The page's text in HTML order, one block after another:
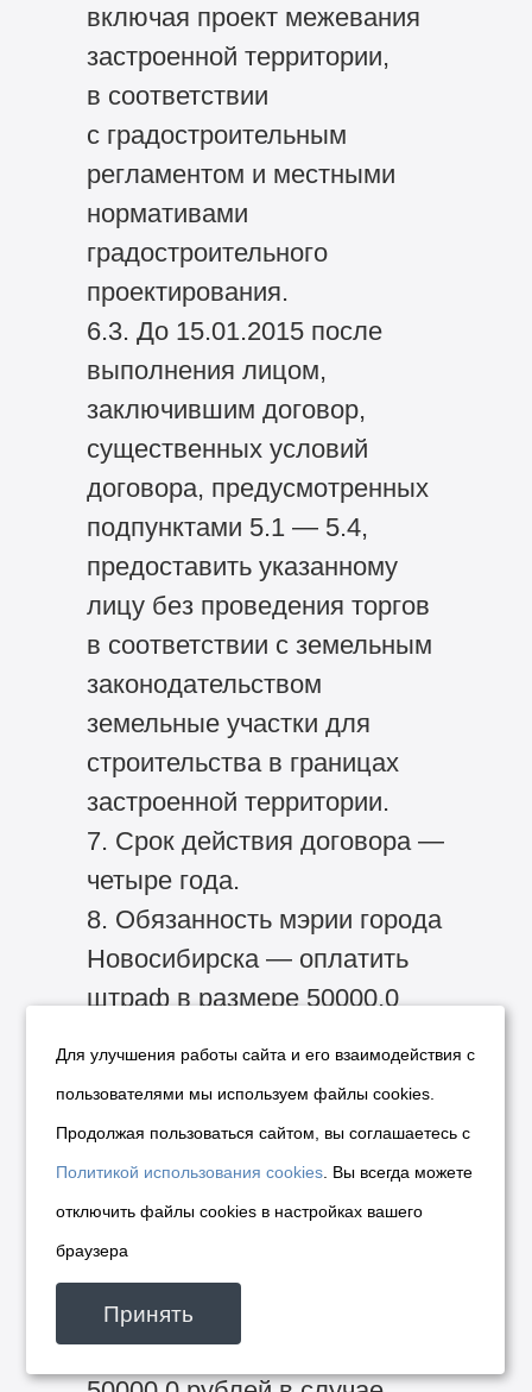
включая проект межевания
застроенной территории,
в соответствии
с градостроительным
регламентом и местными
нормативами
градостроительного
проектирования.
6.3. До 15.01.2015 после
выполнения лицом,
заключившим договор,
существенных условий
договора, предусмотренных
подпунктами 5.1 — 5.4,
предоставить указанному
лицу без проведения торгов
в соответствии с земельным
законодательством
земельные участки для
строительства в границах
застроенной территории.
7. Срок действия договора —
четыре года.
8. Обязанность мэрии города
Новосибирска — оплатить
штраф в размере 50000,0
заключившего договор, —
оплатить штраф в размере
Для улучшения работы сайта и его взаимодействия с
пользователями мы используем файлы cookies.
Продолжая пользоваться сайтом, вы соглашаетесь с
Политикой использования cookies . Вы всегда можете
отключить файлы cookies в настройках вашего
браузера
Принять